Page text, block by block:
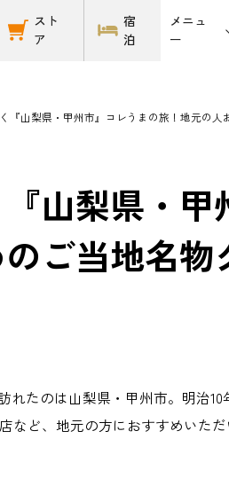
スト
ア
宿
泊
メニュ
ー
『山梨県・甲州市』コレうまの旅！地元の人
山梨県・甲
ご当地名物
れたのは山梨県・甲州市。明治
など、地元の方におすすめいた